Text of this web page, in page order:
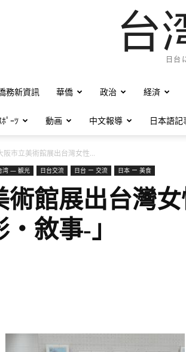
台
日台
務新資訊 華僑 政治 経済
ﾟｰﾂ 動画 中文報導 日本語記
阪市立美術館展出台灣女性...
湾 — 観光 日台交流 日台 ー 交流 日本 ー 美食
術館展出台灣
敘事-」